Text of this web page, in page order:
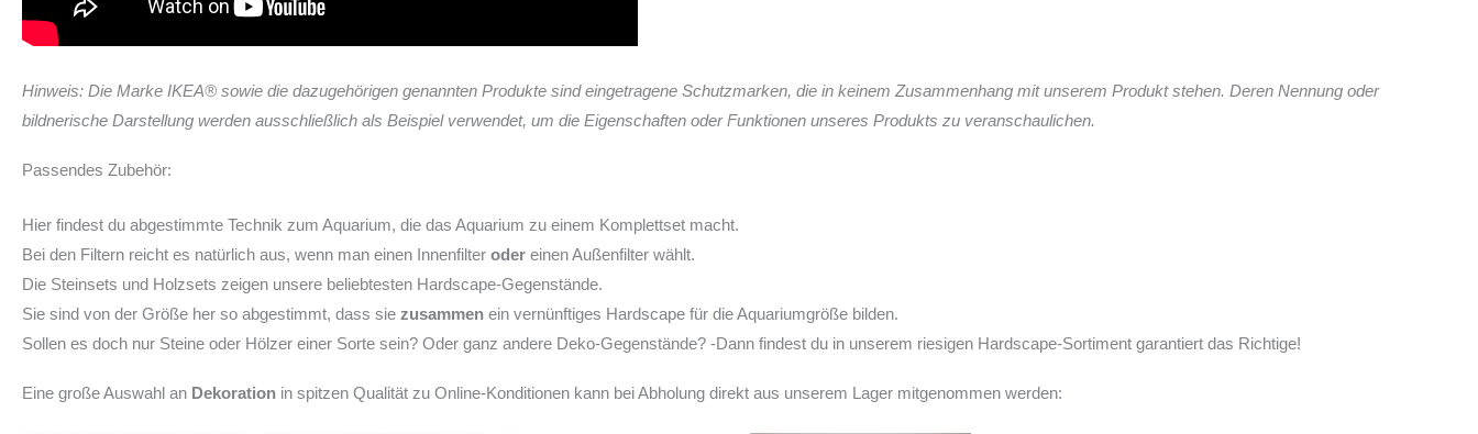
Hinweis: Die Marke IKEA® sowie die dazugehörigen genannten Produkte sind eingetragene Schutzmarken, die in keinem Zusammenhang mit unserem Produkt stehen. Deren Nennung oder
bildnerische Darstellung werden ausschließlich als Beispiel verwendet, um die Eigenschaften oder Funktionen unseres Produkts zu veranschaulichen.
Passendes Zubehör:
Hier findest du abgestimmte Technik zum Aquarium, die das Aquarium zu einem Komplettset macht.
Bei den Filtern reicht es natürlich aus, wenn man einen Innenfilter oder einen Außenfilter wählt.
Die Steinsets und Holzsets zeigen unsere beliebtesten Hardscape-Gegenstände.
Sie sind von der Größe her so abgestimmt, dass sie zusammen ein vernünftiges Hardscape für die Aquariumgröße bilden.
Sollen es doch nur Steine oder Hölzer einer Sorte sein? Oder ganz andere Deko-Gegenstände? -Dann findest du in unserem riesigen Hardscape-Sortiment garantiert das Richtige!
Eine große Auswahl an Dekoration in spitzen Qualität zu Online-Konditionen kann bei Abholung direkt aus unserem Lager mitgenommen werden: